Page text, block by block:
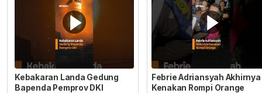
Kebakaran Landa Gedung
Bapenda Pemprov DKI
Febrie Adriansyah Akhirnya
Kenakan Rompi Orange